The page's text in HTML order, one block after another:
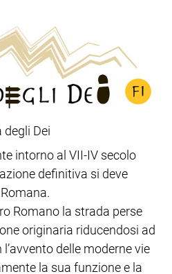
degli Dei
intorno al VII-IV secolo
definitiva si deve
Romano la strada perse
originaria riducendosi ad
delle moderne vie
la sua funzione e la